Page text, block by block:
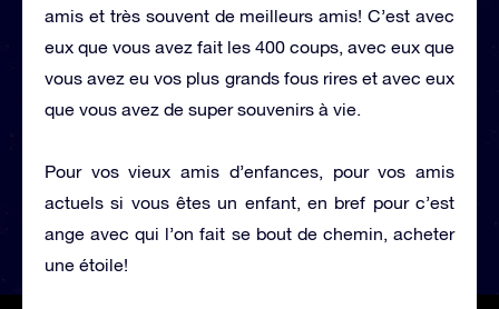
amis et très souvent de meilleurs amis! C’est avec
eux que vous avez fait les 400 coups, avec eux que
vous avez eu vos plus grands fous rires et avec eux
que vous avez de super souvenirs à vie.
Pour vos vieux amis d’enfances, pour vos amis
actuels si vous êtes un enfant, en bref pour c’est
ange avec qui l’on fait se bout de chemin, acheter
une étoile!